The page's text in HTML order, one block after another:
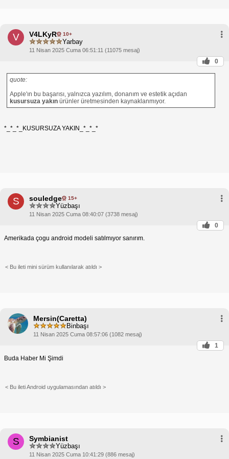
V V4LKyR 10+
Yarbay
11 Nisan 2025 Cuma 06:51:11 (11075 mesaj)
0
quote:
Apple'ın bu başarısı, yalnızca yazılım, donanım ve estetik açıdan
kusursuza yakın ürünler üretmesinden kaynaklanmıyor.
*_*_*_KUSURSUZA YAKIN_*_*_*
S souledge 15+
Yüzbaşı
11 Nisan 2025 Cuma 08:40:07 (3738 mesaj)
0
Amerikada çogu android modeli satılmıyor sanırım.
< Bu ileti mini sürüm kullanılarak atıldı >
Mersin(Caretta)
Binbaşı
11 Nisan 2025 Cuma 08:57:06 (1082 mesaj)
1
Buda Haber Mi Şimdi
< Bu ileti Android uygulamasından atıldı >
S Symbianist
Yüzbaşı
11 Nisan 2025 Cuma 10:41:29 (886 mesaj)